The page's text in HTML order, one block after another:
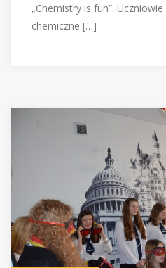
„Chemistry is fun”.
chemiczne […]